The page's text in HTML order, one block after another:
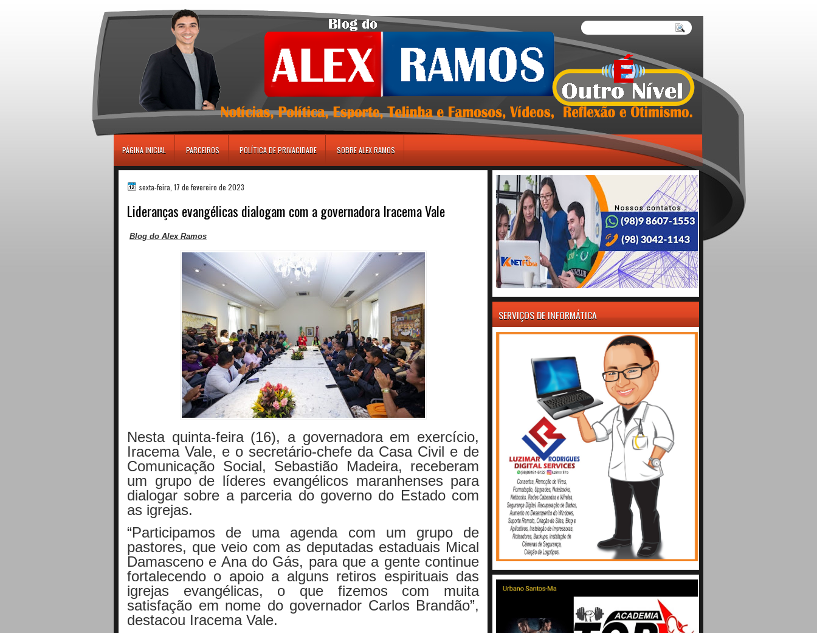
PÁGINA INICIAL PARCEIROS POLÍTICA DE PRIVACIDADE SOBRE ALEX RAMOS
sexta-feira, 17 de fevereiro de 2023
Lideranças evangélicas dialogam com a governadora Iracema Vale
Blog do Alex Ramos
Nesta quinta-feira (16), a governadora em exercício,
Iracema Vale, e o secretário-chefe da Casa Civil e de
Comunicação Social, Sebastião Madeira, receberam
um grupo de líderes evangélicos maranhenses para
dialogar sobre a parceria do governo do Estado com
as igrejas.
“Participamos de uma agenda com um grupo de
pastores, que veio com as deputadas estaduais Mical
Damasceno e Ana do Gás, para que a gente continue
fortalecendo o apoio a alguns retiros espirituais das
igrejas evangélicas, o que fizemos com muita
satisfação em nome do governador Carlos Brandão”,
destacou Iracema Vale.
SERVIÇOS DE INFORMÁTICA